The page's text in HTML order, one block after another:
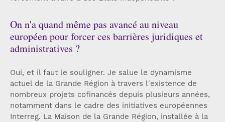
On n'a quand même pas avancé au niveau
européen pour forcer ces barrières juridiques et
administratives ?
Oui, et il faut le souligner. Je salue le dynamisme
actuel de la Grande Région à travers l'existence de
nombreux projets cofinancés depuis plusieurs années,
notamment dans le cadre des initiatives européennes
Interreg. La Maison de la Grande Région, installée à la